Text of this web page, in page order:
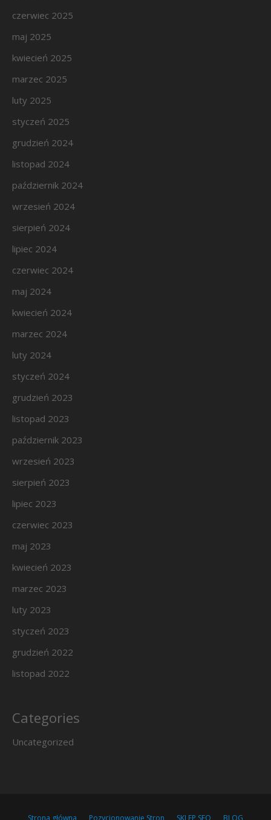
czerwiec 2025
maj 2025
kwiecień 2025
marzec 2025
luty 2025
styczeń 2025
grudzień 2024
listopad 2024
październik 2024
wrzesień 2024
sierpień 2024
lipiec 2024
czerwiec 2024
maj 2024
kwiecień 2024
marzec 2024
luty 2024
styczeń 2024
grudzień 2023
listopad 2023
październik 2023
wrzesień 2023
sierpień 2023
lipiec 2023
czerwiec 2023
maj 2023
kwiecień 2023
marzec 2023
luty 2023
styczeń 2023
grudzień 2022
listopad 2022
Categories
Uncategorized
Strona główna Pozycjonowanie Stron SKLEP SEO BLOG